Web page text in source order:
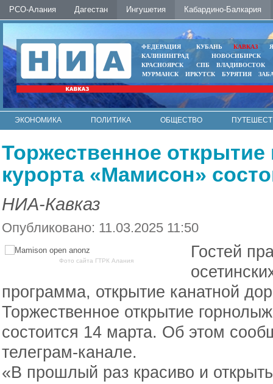
РСО-Алания Дагестан Ингушетия Кабардино-Балкария
ФЕДЕРАЦИЯ КУБАНЬ КАВКАЗ
КАЛИНИНГРАД
НОВОСИБИРСК
КРАСНОЯРСК
СПБ
ВЛАДИВОСТОК
МУРМАНСК
ИРКУТСК БУРЯТИЯ
ЭКОНОМИКА ПОЛИТИКА ОБЩЕСТВО
Торжественное
курорта «Мамисон»
НИА-Кавказ
Опубликовано: 11.03.2025 11:50
Фото сайта ГТРК Алания
Гостей
программа, открытие канатной
Торжественное открытие
состоится 14 марта. Об этом
телеграм-канале.
«В прошлый раз красиво и